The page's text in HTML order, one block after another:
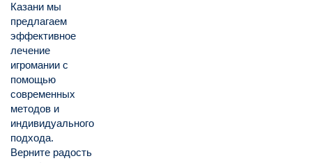
Казани мы
предлагаем
эффективное
лечение
игромании с
помощью
современных
методов и
индивидуального
подхода.
Верните радость